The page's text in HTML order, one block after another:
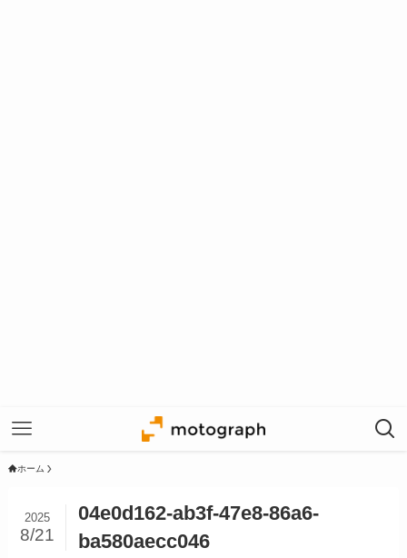
ホーム
04e0d162-ab3f-47e8-86a6-
ba580aecc046
2025
8/21